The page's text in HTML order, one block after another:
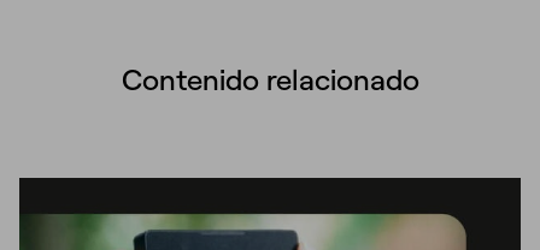
Contenido relacionado